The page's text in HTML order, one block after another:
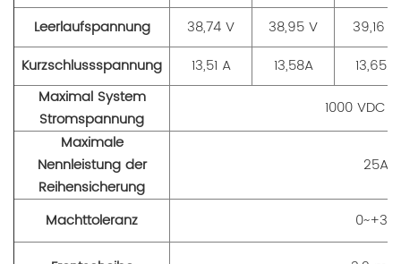
Leerlaufspannung
38,74 V 38,95 V
39,16 V
Kurzschlussspannung
13,51 A 13,58A
13,65A
MaximalSystem
Stromspannung
1000 VDC
Maximale
Nennleistung der
Reihensicherung
25A
Machttoleranz 0~+3%